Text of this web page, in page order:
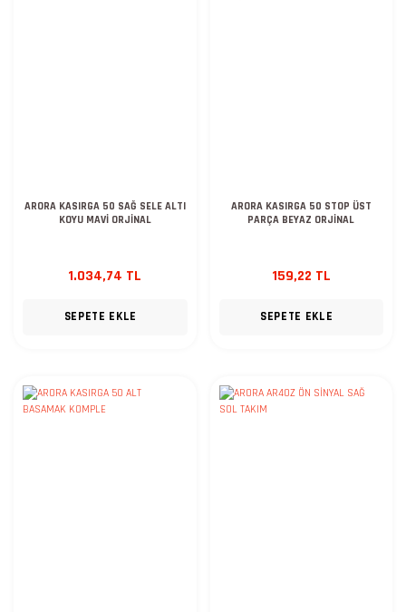
ARORA KASIRGA 50 SAĞ SELE ALTI
KOYU MAVİ ORJİNAL
1.034,74 TL
SEPETE EKLE
ARORA KASIRGA 50 STOP ÜST
PARÇA BEYAZ ORJİNAL
159,22 TL
SEPETE EKLE